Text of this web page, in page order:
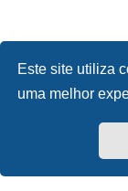
Este site utiliza
uma melhor